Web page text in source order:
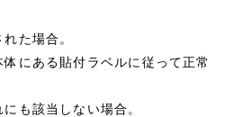
た場合。
にある貼付ラベルに従って正常
も該当しない場合。